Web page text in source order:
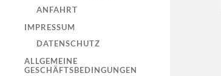
ANFAHRT
IMPRESSUM
DATENSCHUTZ
ALLGEMEINE
GESCHÄFTSBEDINGUNGEN